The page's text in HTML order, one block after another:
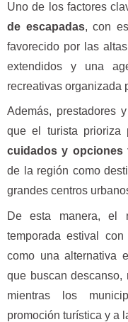
Uno de los factores
de escapadas, con
favorecido por las
extendidos y una
recreativas organizada
Además, prestadores
que el turista prioriza
cuidados y opciones
de la región como
grandes centros
De esta manera, el
temporada estival con
como una alternativa
que buscan descanso,
mientras los
promoción turística y a